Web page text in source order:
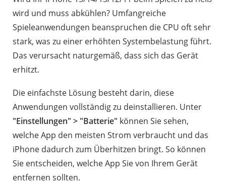
wird und muss abkühlen? Umfangreiche
Spieleanwendungen beanspruchen die CPU oft sehr
stark, was zu einer erhöhten Systembelastung führt.
Das verursacht naturgemäß, dass sich das Gerät
erhitzt.
Die einfachste Lösung besteht darin, diese
Anwendungen vollständig zu deinstallieren. Unter
"Einstellungen" > "Batterie" können Sie sehen,
welche App den meisten Strom verbraucht und das
iPhone dadurch zum Überhitzen bringt. So können
Sie entscheiden, welche App Sie von Ihrem Gerät
entfernen sollten.